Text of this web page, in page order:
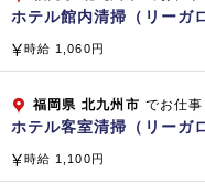
北九州市暴力追放推進会
北九州東労働基準協会
( 財) 福岡県消防設備安全
企
ホテル館内清掃（リーガ
時給 1,060円
福岡県 北九州市 でお仕事
ホテル客室清掃（リーガ
時給 1,100円